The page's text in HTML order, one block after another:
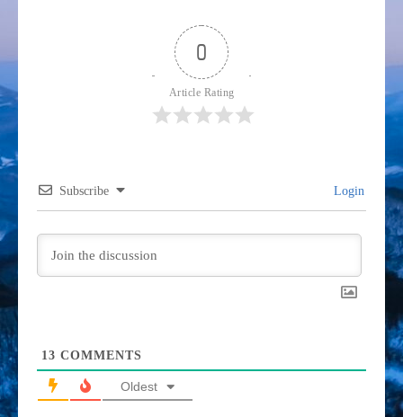
0
Article Rating
Subscribe Login
13 COMMENTS
Oldest